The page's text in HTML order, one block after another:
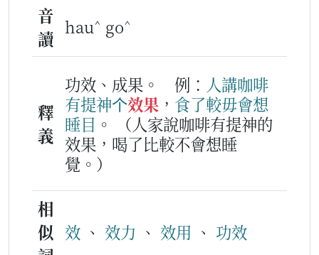
音
讀
hau^ go^
釋
義
功效、成果。 例： 人講咖啡
有提神个效果 ， 食了較毋會想
睡目 。
（人家說咖啡有提神的
效果，喝了比較不會想睡
覺。）
相
似 效 、 效力 、 效用 、 功效